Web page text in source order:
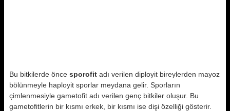
Bu bitkilerde önce sporofit adı verilen diployit bireylerden mayoz
bölünmeyle haployit sporlar meydana gelir. Sporların
çimlenmesiyle gametofit adı verilen genç bitkiler oluşur. Bu
gametofitlerin bir kısmı erkek, bir kısmı ise dişi özelliği gösterir.